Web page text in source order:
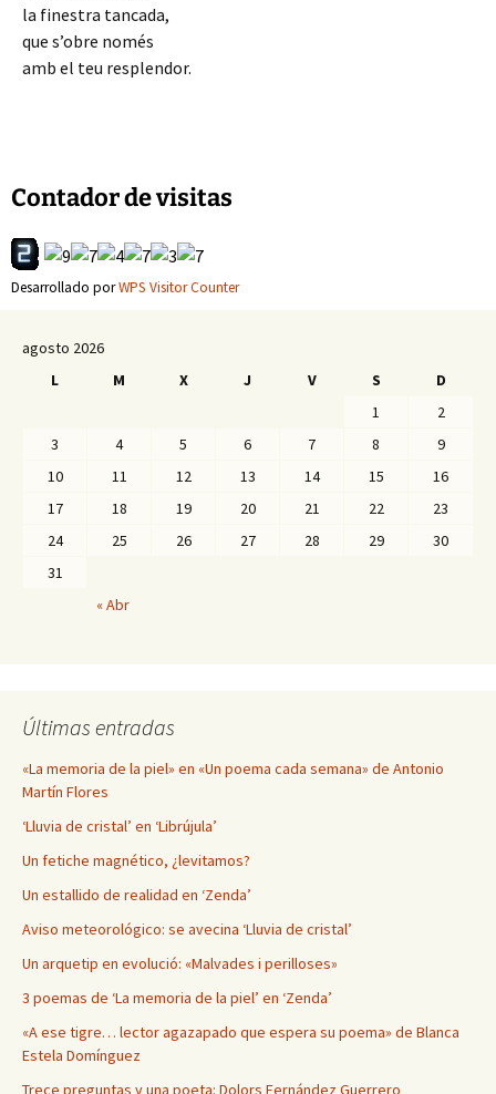
la finestra tancada,
que s’obre només
amb el teu resplendor.
Contador de visitas
Desarrollado porWPS Visitor Counter
agosto 2026
L
M X J V S
D
1
2
3
4 5 6 7 8
9
10
11 12 13 14 15
16
17
18 19 20 21 22
23
24
25 26 27 28 29
30
31
« Abr
Últimas entradas
«La memoria de la piel» en «Un poema cada semana» de Antonio
Martín Flores
‘Lluvia de cristal’ en ‘Librújula’
Un fetiche magnético, ¿levitamos?
Un estallido de realidad en ‘Zenda’
Aviso meteorológico: se avecina ‘Lluvia de cristal’
Un arquetip en evolució: «Malvades i perilloses»
3 poemas de ‘La memoria de la piel’ en ‘Zenda’
«A ese tigre… lector agazapado que espera su poema» de Blanca
Estela Domínguez
Trece preguntas y una poeta: Dolors Fernández Guerrero